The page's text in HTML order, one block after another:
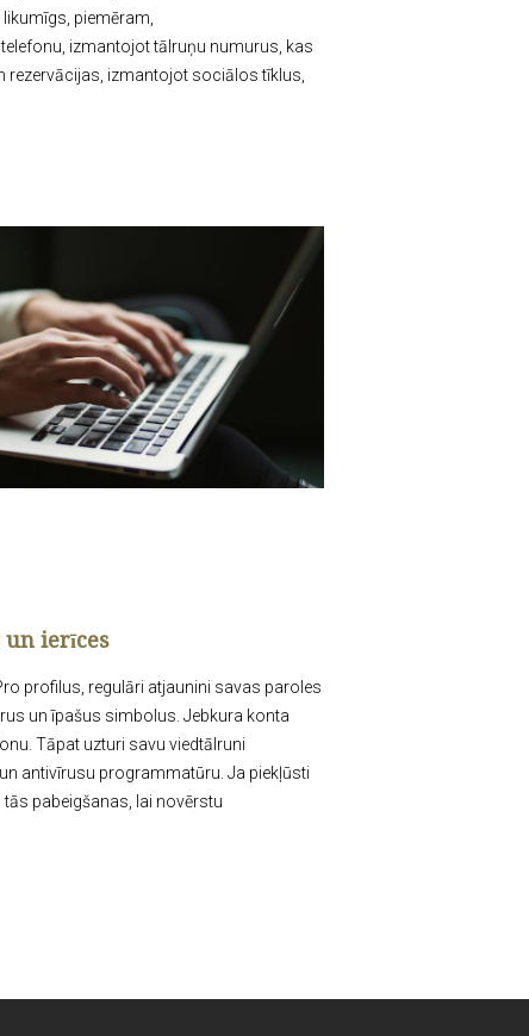
piemēram,
izmantojot tālruņu numurus, kas
rezervācijas, izmantojot sociālos tīklus,
un ierīces
profilus, regulāri atjaunini savas paroles
un īpašus simbolus. Jebkura konta
Tāpat uzturi savu viedtālruni
antivīrusu programmatūru. Ja piekļūsti
pabeigšanas, lai novērstu